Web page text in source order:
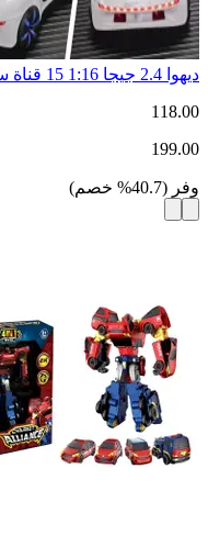
ديهوا 2.4 جيجا 1:16 15 قناة سيارة دريفت R/C
118.00
199.00
وفر (
40.7
% خصم)